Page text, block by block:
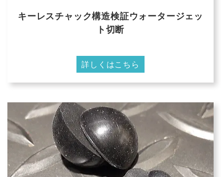
キーレスチャック構造検証ウォータージェッ
ト切断
詳しくはこちら